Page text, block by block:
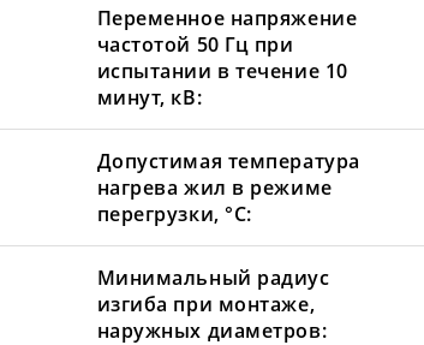
Переменное напряжение
частотой 50 Гц при
испытании в течение 10
минут, кВ:
Допустимая температура
нагрева жил в режиме
перегрузки, °С:
Минимальный радиус
изгиба при монтаже,
наружных диаметров: